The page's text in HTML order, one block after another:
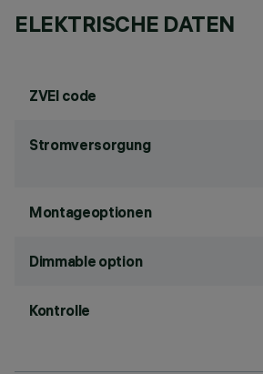
ELEKTRISCHE DATEN
ZVEI code
Stromversorgung
Montageoptionen
Dimmable option
Kontrolle